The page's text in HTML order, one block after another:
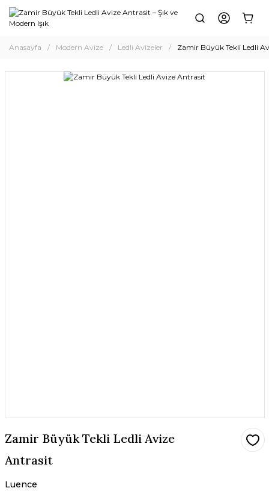
Anasayfa Modern Avize Ledli Avizeler Zamir Büyük Tekli Ledli
Zamir Büyük Tekli Ledli Avize
Antrasit
Luence